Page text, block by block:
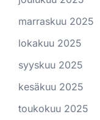
marraskuu 2025
lokakuu 2025
syyskuu 2025
kesäkuu 2025
toukokuu 2025